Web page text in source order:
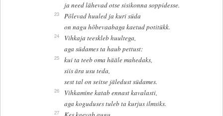
ja need lähevad otse sisikonna soppidesse.
23
Põlevad huuled ja kuri süda
on nagu hõbevaabaga kaetud potitükk.
24
Vihkaja teeskleb huultega,
aga südames ta haub pettust:
25
kui ta teeb oma hääle mahedaks,
siis ära usu teda,
sest tal on seitse jäledust südames.
26
Vihkamine katab ennast kavalasti,
aga koguduses tuleb ta kurjus ilmsiks.
27